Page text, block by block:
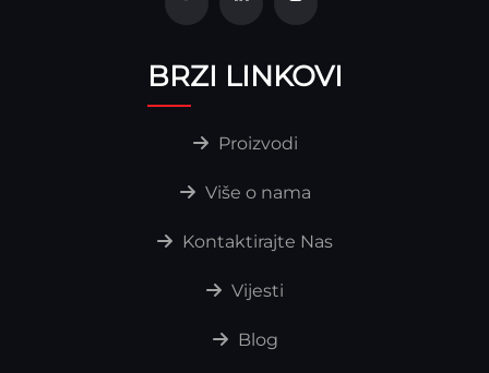
BRZI LINKOVI
Proizvodi
Više o nama
Kontaktirajte Nas
Vijesti
Blog